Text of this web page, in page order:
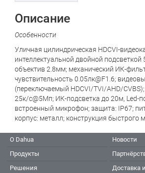
Описание
Особенности
Уличная цилиндрическая HDCVI-
интеллектуальной двойной подсветкой
объектив 2.8мм; механический ИК-
чувствительность 0.05лк@F1.6;
(переключаемый HDCVI/TVI/AHD/CVBS);
25к/c@5Мп; ИК-подсветка до 20м, Led-
встроенный микрофон; защита: IP67;
корпус: металл; конструкция быстрого
О Dahua
Продукты
Решения
Новости
Доставка